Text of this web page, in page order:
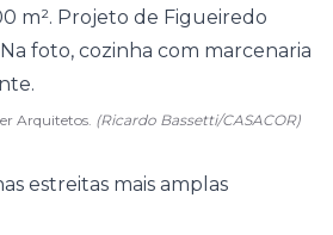
Arquitetos. (Ricardo Bassetti/CASACOR)
estreitas mais amplas